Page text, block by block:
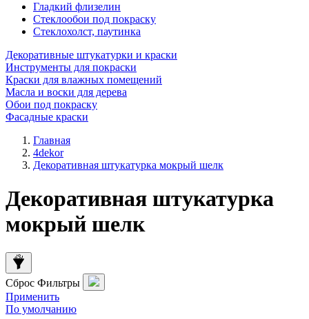
Гладкий флизелин
Стеклообои под покраску
Стеклохолст, паутинка
Декоративные штукатурки и краски
Инструменты для покраски
Краски для влажных помещений
Масла и воски для дерева
Обои под покраску
Фасадные краски
Главная
4dekor
Декоративная штукатурка мокрый шелк
Декоративная штукатурка
мокрый шелк
Сброс Фильтры
Применить
По умолчанию